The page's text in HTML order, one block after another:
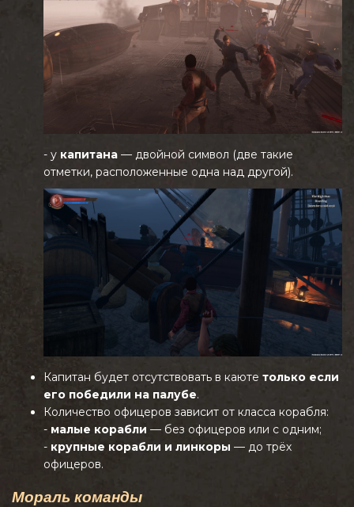
- у капитана — двойной символ (две такие
отметки, расположенные одна над другой).
Капитан будет отсутствовать в каюте только если
его победили на палубе.
Количество офицеров зависит от класса корабля:
- малые корабли — без офицеров или с одним;
- крупные корабли и линкоры — до трёх
офицеров.
Мораль команды